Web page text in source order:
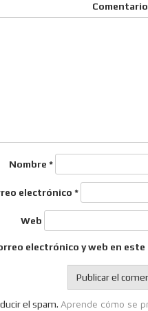
Comentario
Nombre *
electrónico *
Web
electrónico y web en
el spam. Aprende cómo se